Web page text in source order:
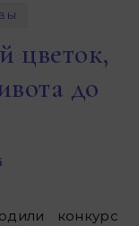
цветок,
до